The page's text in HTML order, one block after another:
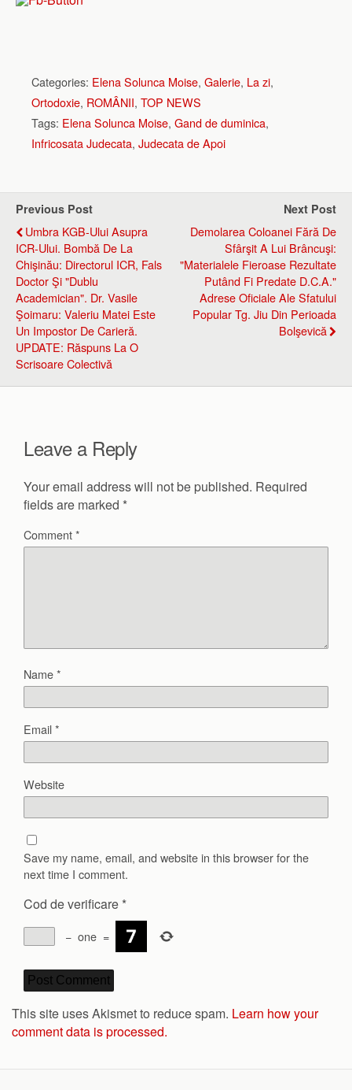
Categories: Elena Solunca Moise, Galerie, La zi,
Ortodoxie, ROMÂNII, TOP NEWS
Tags: Elena Solunca Moise, Gand de duminica,
Infricosata Judecata, Judecata de Apoi
Previous Post
Umbra KGB-Ului Asupra
ICR-Ului. Bombă De La
Chişinău: Directorul ICR, Fals
Doctor Şi "dublu
Academician". Dr. Vasile
Şoimaru: Valeriu Matei Este
Un Impostor De Carieră.
UPDATE: Răspuns La O
Scrisoare Colectivă
Next Post
Demolarea Coloanei Fără De
Sfârşit A Lui Brâncuşi:
"Materialele Fieroase Rezultate
Putând Fi Predate D.C.A."
Adrese Oficiale Ale Sfatului
Popular Tg. Jiu Din Perioada
Bolşevică
Leave a Reply
Your email address will not be published. Required
fields are marked *
Comment*
Name*
Email*
Website
Save my name, email, and website in this browser for the
next time I comment.
Cod de verificare *
− one =
This site uses Akismet to reduce spam. Learn how your
comment data is processed.